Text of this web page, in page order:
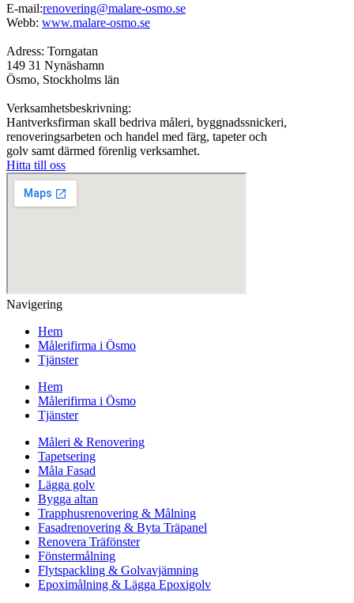
E-mail:renovering@malare-osmo.se
Webb: www.malare-osmo.se
Adress: Torngatan
149 31 Nynäshamn
Ösmo, Stockholms län
Verksamhetsbeskrivning:
Hantverksfirman skall bedriva måleri, byggnadssnickeri,
renoveringsarbeten och handel med färg, tapeter och
golv samt därmed förenlig verksamhet.
Hitta till oss
Navigering
Hem
Målerifirma i Ösmo
Tjänster
Hem
Målerifirma i Ösmo
Tjänster
Måleri & Renovering
Tapetsering
Måla Fasad
Lägga golv
Bygga altan
Trapphusrenovering & Målning
Fasadrenovering & Byta Träpanel
Renovera Träfönster
Fönstermålning
Flytspackling & Golvavjämning
Epoximålning & Lägga Epoxigolv